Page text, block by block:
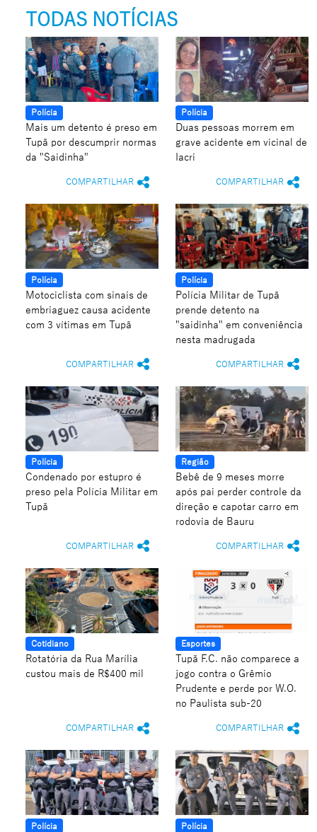
TODAS NOTÍCIAS
Polícia
Mais um detento é preso em
Tupã por descumprir normas
da "Saidinha"
COMPARTILHAR
Polícia
Duas pessoas morrem em
grave acidente em vicinal de
Iacri
COMPARTILHAR
Polícia
Motociclista com sinais de
embriaguez causa acidente
com 3 vítimas em Tupã
COMPARTILHAR
Polícia
Polícia Militar de Tupã
prende detento na
"saidinha" em conveniência
nesta madrugada
COMPARTILHAR
Polícia
Condenado por estupro é
preso pela Polícia Militar em
Tupã
COMPARTILHAR
Região
Bebê de 9 meses morre
após pai perder controle da
direção e capotar carro em
rodovia de Bauru
COMPARTILHAR
Cotidiano
Rotatória da Rua Marília
custou mais de R$400 mil
COMPARTILHAR
Esportes
Tupã F.C. não comparece a
jogo contra o Grêmio
Prudente e perde por W.O.
no Paulista sub-20
COMPARTILHAR
Polícia Polícia